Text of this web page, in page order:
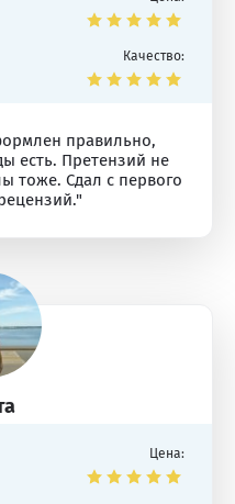
Качество:
правильно,
есть. Претензий не
тоже. Сдал с первого
Цена: